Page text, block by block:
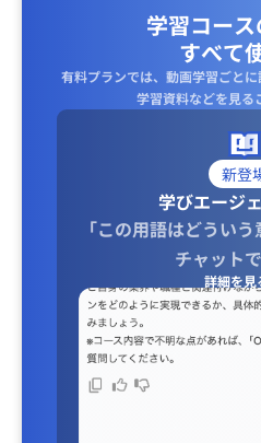
学習コー
すべて
有料プランでは、動画学習ごとに
学習資料などを見る
新登
学びエージ
「この用語はどうい
チャット
詳細を見